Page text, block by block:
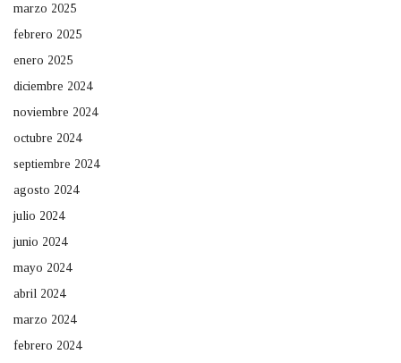
marzo 2025
febrero 2025
enero 2025
diciembre 2024
noviembre 2024
octubre 2024
septiembre 2024
agosto 2024
julio 2024
junio 2024
mayo 2024
abril 2024
marzo 2024
febrero 2024